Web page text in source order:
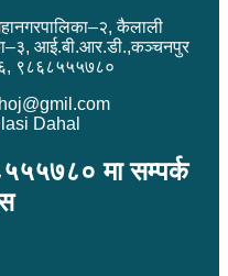
कैलाली
आई.बी.आर.डी.,कञ्चनपुर
९८६८५५५७८०
Dahal
मा सम्पर्क